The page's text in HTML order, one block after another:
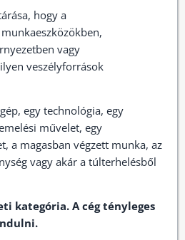
hogy a
vagy
veszélyforrások
egy technológia, egy
művelet, egy
a magasban végzett munka, az
vagy akár a túlterhelésből
kategória. A cég tényleges